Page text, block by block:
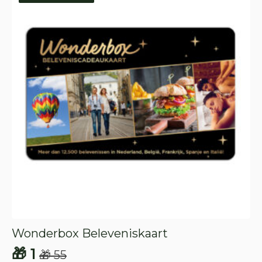
Wonderbox Beleveniskaart
🎁55
🎁 1